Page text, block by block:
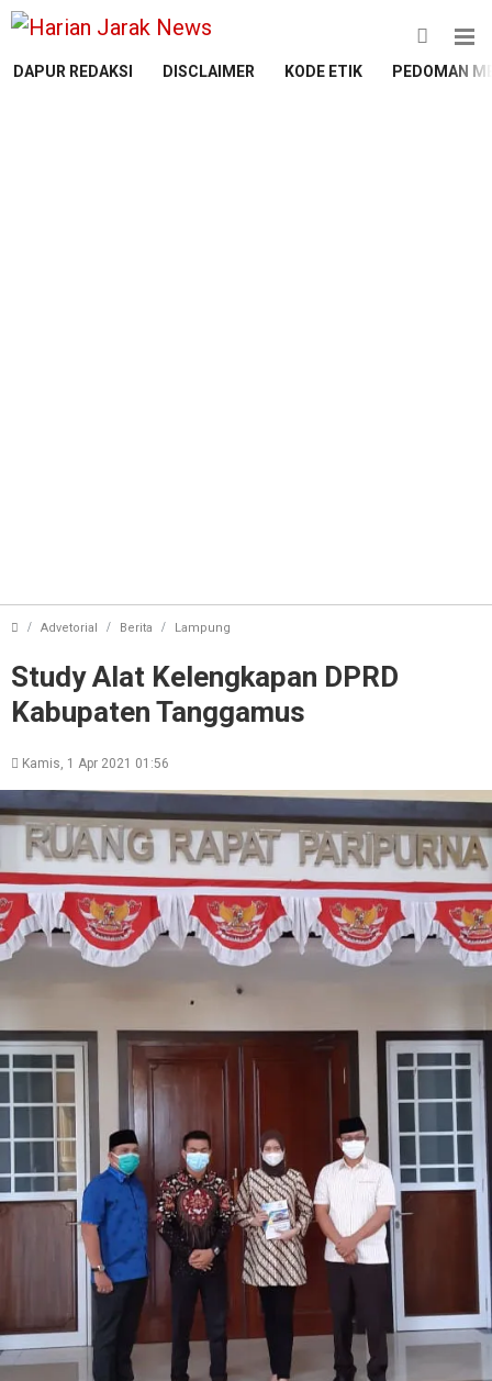
DAPUR REDAKSI DISCLAIMER KODE ETIK PEDOMAN
Advetorial Berita Lampung
Study Alat Kelengkapan DPRD
Kabupaten Tanggamus
Kamis, 1 Apr 2021 01:56